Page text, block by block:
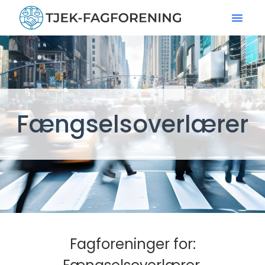
Fængselsoverlærer
Fagforeninger for: